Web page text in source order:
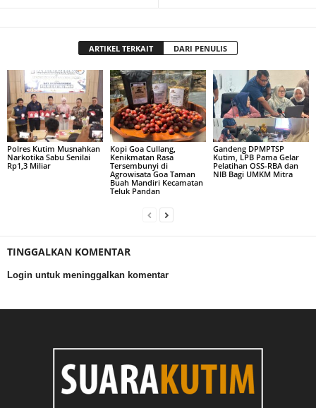
ARTIKEL TERKAIT DARI PENULIS
Polres Kutim Musnahkan
Narkotika Sabu Senilai
Rp1,3 Miliar
Kopi Goa Cullang,
Kenikmatan Rasa
Tersembunyi di
Agrowisata Goa Taman
Buah Mandiri Kecamatan
Teluk Pandan
Gandeng DPMPTSP
Kutim, LPB Pama Gelar
Pelatihan OSS-RBA dan
NIB Bagi UMKM Mitra
TINGGALKAN KOMENTAR
Login untuk meninggalkan komentar